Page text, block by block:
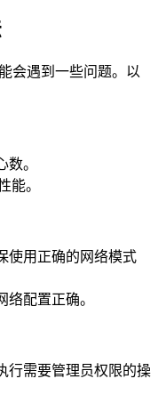
会遇到一些问题。以
。
能。
使用正确的网络模式
配置正确。
行需要管理员权限的操